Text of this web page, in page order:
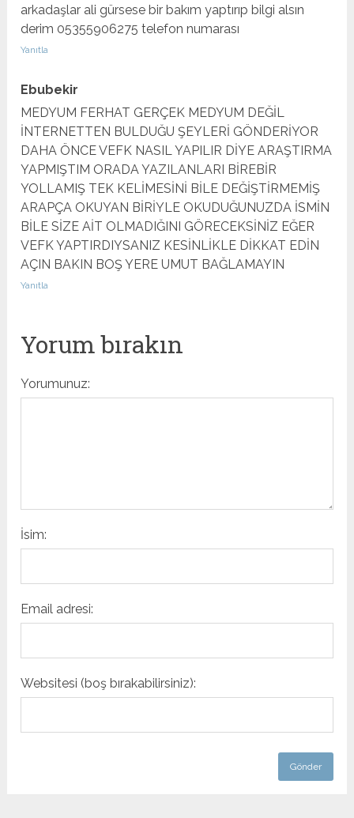
arkadaşlar ali gürsese bir bakım yaptırıp bilgi alsın
derim 05355906275 telefon numarası
Yanıtla
Ebubekir
MEDYUM FERHAT GERÇEK MEDYUM DEĞİL
İNTERNETTEN BULDUĞU ŞEYLERİ GÖNDERİYOR
DAHA ÖNCE VEFK NASIL YAPILIR DİYE ARAŞTIRMA
YAPMIŞTIM ORADA YAZILANLARI BİREBİR
YOLLAMIŞ TEK KELİMESİNİ BİLE DEĞİŞTİRMEMİŞ
ARAPÇA OKUYAN BİRİYLE OKUDUĞUNUZDA İSMİN
BİLE SİZE AİT OLMADIĞINI GÖRECEKSİNİZ EĞER
VEFK YAPTIRDIYSANIZ KESİNLİKLE DİKKAT EDİN
AÇIN BAKIN BOŞ YERE UMUT BAĞLAMAYIN
Yanıtla
Yorum bırakın
Yorumunuz:
İsim:
Email adresi:
Websitesi (boş bırakabilirsiniz):